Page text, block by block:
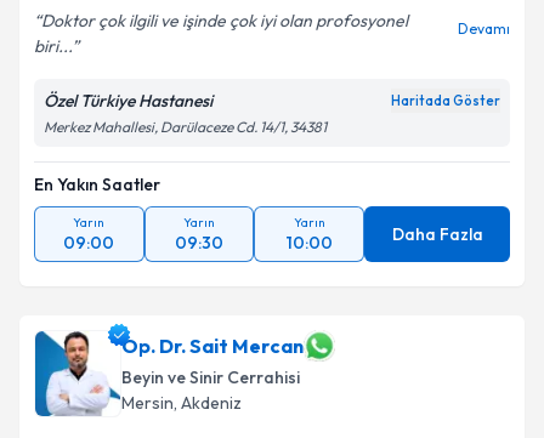
Doktor çok ilgili ve işinde çok iyi olan profosyonel
biri...
Devamı
Özel Türkiye Hastanesi Haritada Göster
Merkez Mahallesi, Darülaceze Cd. 14/1, 34381
En Yakın Saatler
Yarın
09:00
Yarın
09:30
Yarın
10:00 Daha Fazla
Op. Dr. Sait Mercan
Beyin ve Sinir Cerrahisi
Mersin, Akdeniz